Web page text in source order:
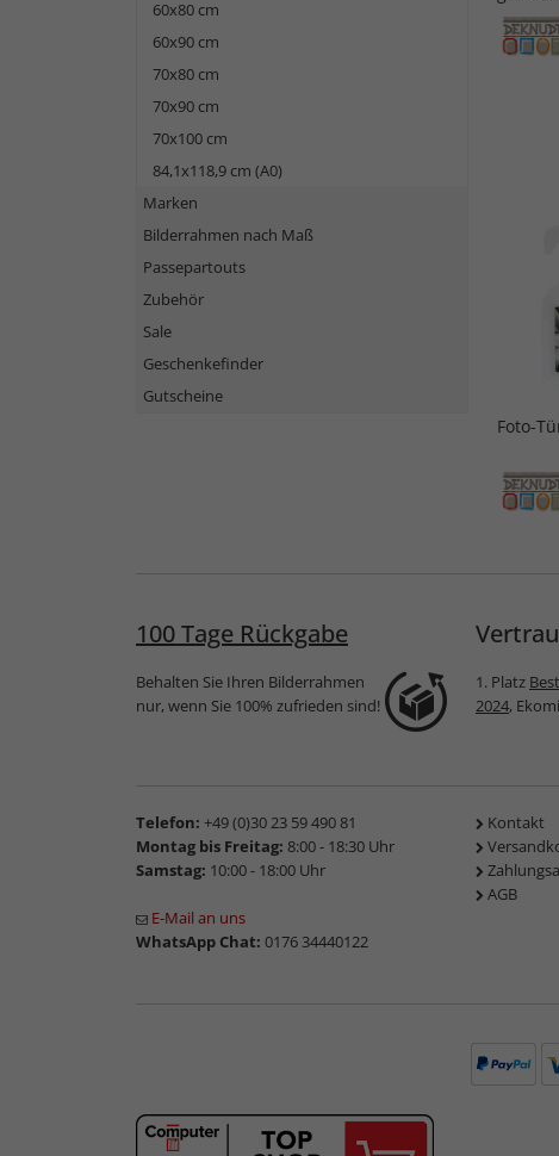
Foto-
60x80 cm
60x90 cm
70x80 cm
70x90 cm
70x100 cm
84,1x118,9 cm (A0)
Marken
Bilderrahmen nach Maß
Passepartouts
Zubehör
Sale
Geschenkefinder
Gutscheine
100 Tage Rückgabe
Behalten Sie Ihren Bilderrahmen
nur, wenn Sie 100% zufrieden sind!
1. Platz
2024,
Telefon: +49 (0)30 23 59 490 81
Montag bis Freitag: 8:00 - 18:30 Uhr
Samstag: 10:00 - 18:00 Uhr
E-Mail an uns
WhatsApp Chat: 0176 34440122
Kontakt
AGB